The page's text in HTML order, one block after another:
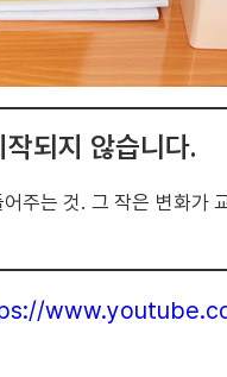
되지 않습니다.
주는 것. 그 작은 변화가